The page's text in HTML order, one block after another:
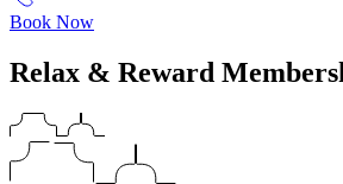
Book Now
Relax & Reward Membership​​​​‌